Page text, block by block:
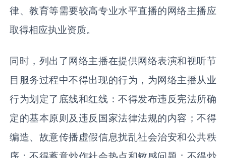
律、教育等需要较高专业水平直播的网络主播应
取得相应执业资质。
同时，列出了网络主播在提供网络表演和视听节
目服务过程中不得出现的行为，为网络主播从业
行为划定了底线和红线：不得发布违反宪法所确
定的基本原则及违反国家法律法规的内容；不得
编造、故意传播虚假信息扰乱社会治安和公共秩